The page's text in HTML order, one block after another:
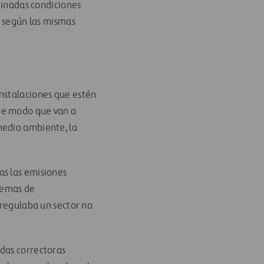
condiciones
las mismas
que estén
modo que van a
ambiente, la
las emisiones
de
un sector no
correctoras